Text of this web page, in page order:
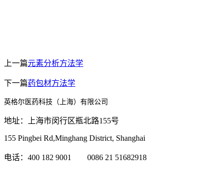
上一篇元素分析方法学
下一篇药包材方法学
英格尔医药科技（上海）有限公司
地址：上海市闵行区瓶北路155号
155 Pingbei Rd,Minghang District, Shanghai
电话：400 182 9001 0086 21 51682918